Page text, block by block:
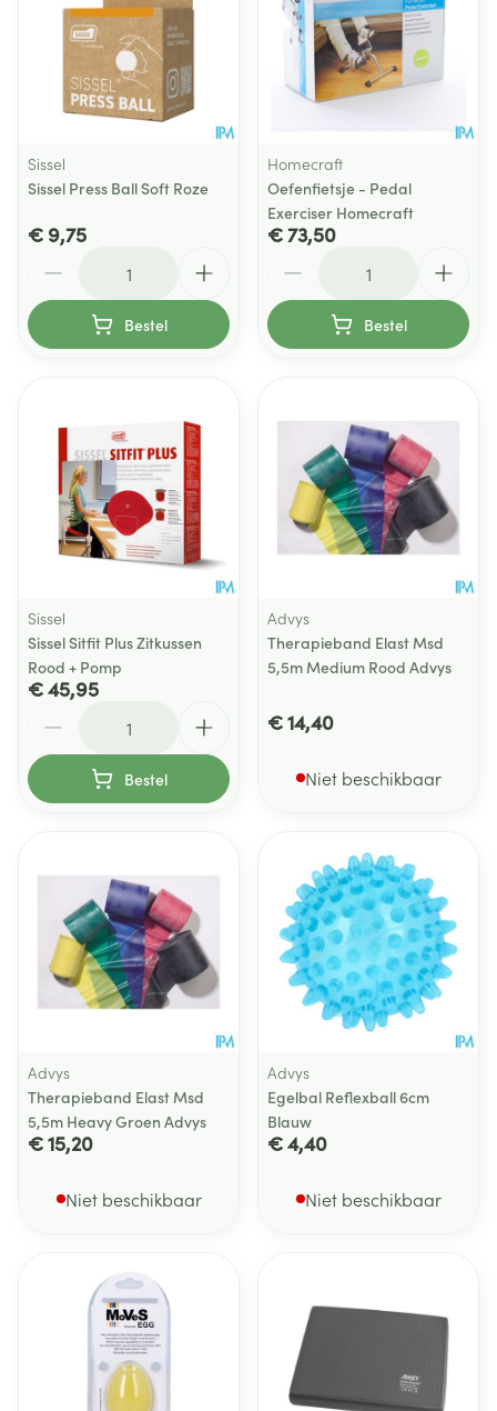
Sissel
Sissel Press Ball Soft Roze
€ 9,75
Bestel
Homecraft
Oefenfietsje - Pedal
Exerciser Homecraft
€ 73,50
Bestel
Sissel
Sissel Sitfit Plus Zitkussen
Rood + Pomp
€ 45,95
Bestel
Advys
Therapieband Elast Msd
5,5m Medium Rood Advys
€ 14,40
Niet beschikbaar
Advys
Therapieband Elast Msd
5,5m Heavy Groen Advys
€ 15,20
Niet beschikbaar
Advys
Egelbal Reflexball 6cm
Blauw
€ 4,40
Niet beschikbaar